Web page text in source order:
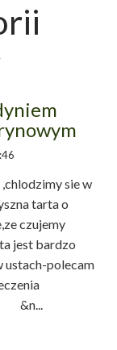
sie w
tarta o
czujemy
jest bardzo
ustach-polecam
&n...